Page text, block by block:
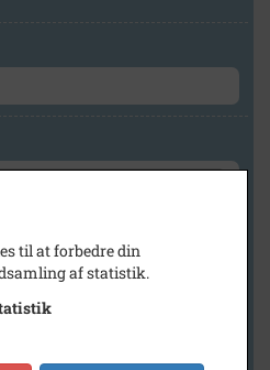
til at forbedre din
af statistik.